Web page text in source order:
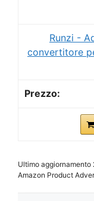
Runzi -
convertitore
Ultimo
Amazon Product